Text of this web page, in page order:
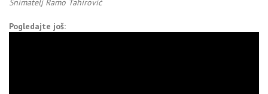
Snimatelj Ramo Tahirović
Pogledajte još: